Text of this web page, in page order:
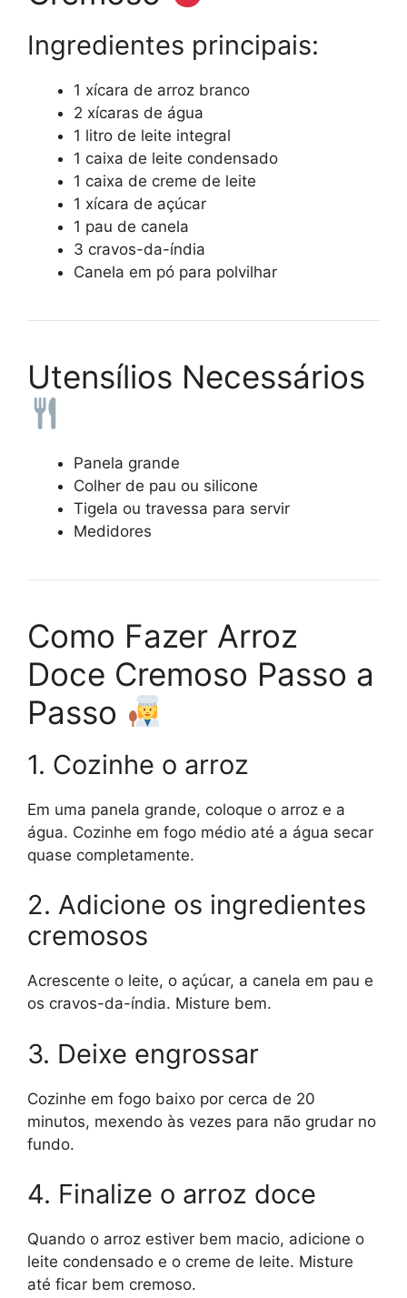
Ingredientes principais:
1 xícara de arroz branco
2 xícaras de água
1 litro de leite integral
1 caixa de leite condensado
1 caixa de creme de leite
1 xícara de açúcar
1 pau de canela
3 cravos-da-índia
Canela em pó para polvilhar
Utensílios Necessários
Panela grande
Colher de pau ou silicone
Tigela ou travessa para servir
Medidores
Como Fazer Arroz
Doce Cremoso Passo a
Passo
1. Cozinhe o arroz
Em uma panela grande, coloque o arroz e a
água. Cozinhe em fogo médio até a água secar
quase completamente.
2. Adicione os ingredientes
cremosos
Acrescente o leite, o açúcar, a canela em pau e
os cravos-da-índia. Misture bem.
3. Deixe engrossar
Cozinhe em fogo baixo por cerca de 20
minutos, mexendo às vezes para não grudar no
fundo.
4. Finalize o arroz doce
Quando o arroz estiver bem macio, adicione o
leite condensado e o creme de leite. Misture
até ficar bem cremoso.